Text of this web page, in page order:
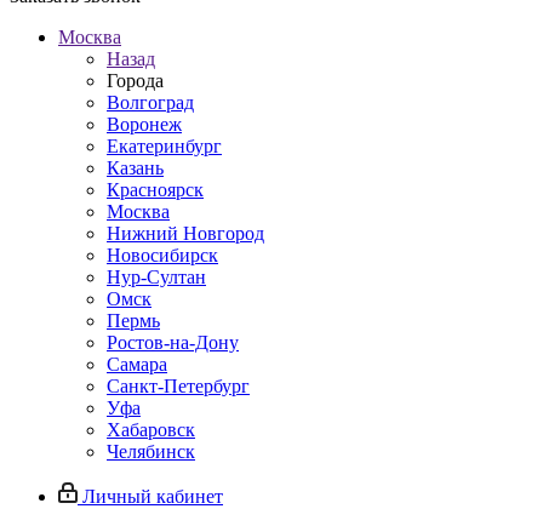
Москва
Назад
Города
Волгоград
Воронеж
Екатеринбург
Казань
Красноярск
Москва
Нижний Новгород
Новосибирск
Нур-Султан
Омск
Пермь
Ростов-на-Дону
Самара
Санкт-Петербург
Уфа
Хабаровск
Челябинск
Личный кабинет